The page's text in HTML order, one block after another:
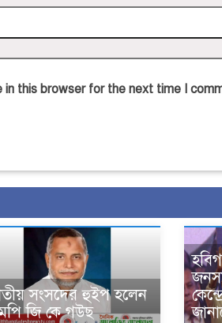
this browser for the next time I
সংসদের হুইপ হলেন
জি কে গউছ